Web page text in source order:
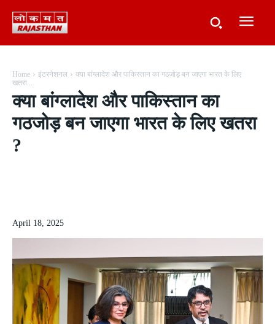
Home इंटरनेशनल
क्या बांग्लादेश और पाकिस्तान का गठजोड़ बन जाएगा भारत के लिए
खतरा...
क्या बांग्लादेश और पाकिस्तान का
गठजोड़ बन जाएगा भारत के लिए खतरा
?
April 18, 2025